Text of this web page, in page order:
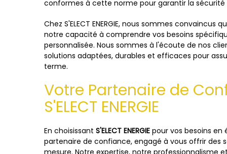
conformes à cette norme pour garantir la sécurité
Chez S'ELECT ENERGIE, nous sommes
notre capacité à comprendre vos besoins
personnalisée. Nous sommes à l'écoute de nos
solutions adaptées, durables et efficaces pour
terme.
Votre Partenaire de
S'ELECT ENERGIE
En choisissant S'ELECT ENERGIE pour vos besoins en
partenaire de confiance, engagé à vous offrir des